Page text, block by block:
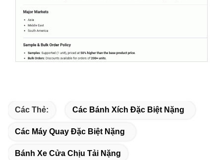
Các Thẻ: Các Bánh Xích Đặc Biệt Nặng
Các Máy Quay Đặc Biệt Nặng
Bánh Xe Cửa Chịu Tải Nặng